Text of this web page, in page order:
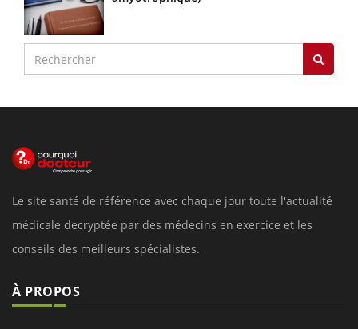
Le site santé de référence avec chaque jour toute l'actualité
médicale decryptée par des médecins en exercice et les
conseils des meilleurs spécialistes.
À PROPOS